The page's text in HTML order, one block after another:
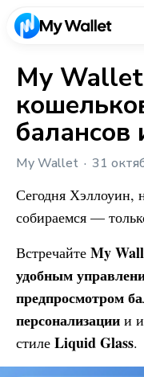
Back
My Wallet
балансов
My Wallet 31
Сегодня Хэллоуин,
собираемся —
Встречайте My
удобным
предпросмотром
персонализации и
стиле Liquid Glass.